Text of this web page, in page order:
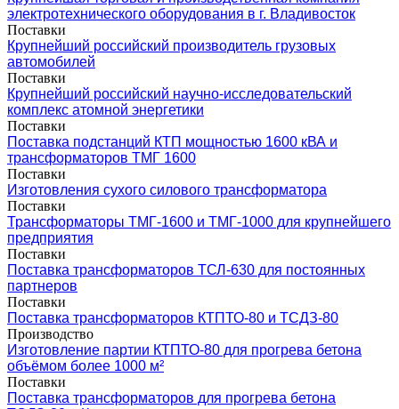
электротехнического оборудования в г. Владивосток
Поставки
Крупнейший российский производитель грузовых
автомобилей
Поставки
Крупнейший российский научно-исследовательский
комплекс атомной энергетики
Поставки
Поставка подстанций КТП мощностью 1600 кВА и
трансформаторов ТМГ 1600
Поставки
Изготовления сухого силового трансформатора
Поставки
Трансформаторы ТМГ-1600 и ТМГ-1000 для крупнейшего
предприятия
Поставки
Поставка трансформаторов ТСЛ-630 для постоянных
партнеров
Поставки
Поставка трансформаторов КТПТО-80 и ТСДЗ-80
Производство
Изготовление партии КТПТО-80 для прогрева бетона
объёмом более 1000 м²
Поставки
Поставка трансформаторов для прогрева бетона